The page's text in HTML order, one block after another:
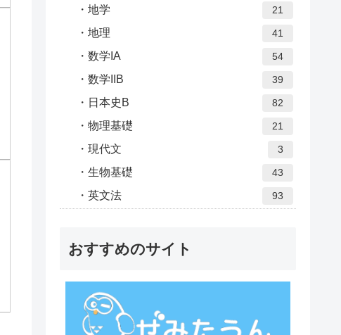
地学 21
地理 41
数学IA 54
数学IIB 39
日本史B 82
物理基礎 21
現代文 3
生物基礎 43
英文法 93
おすすめのサイト